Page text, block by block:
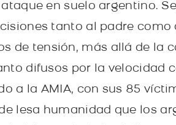
en suelo argentino.
tanto al padre como
de tensión, más allá de la
difusos por la velocidad
a la AMIA, con sus 85
lesa humanidad que los